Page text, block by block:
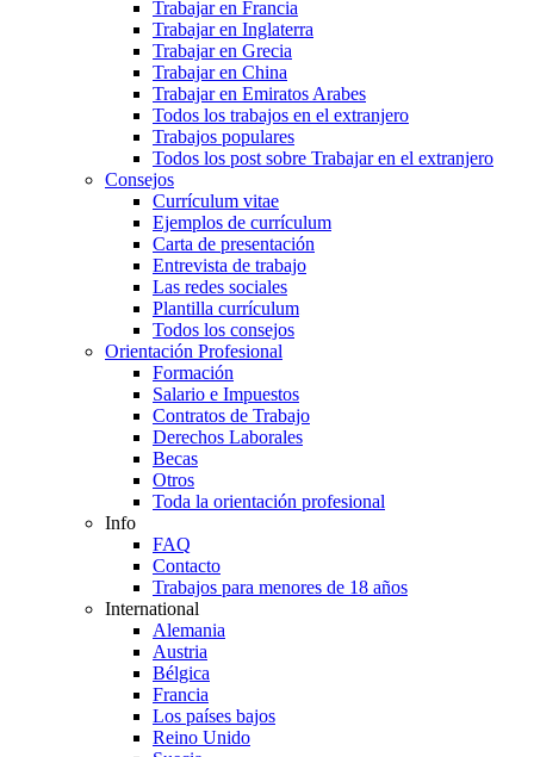
Trabajar en Francia
Trabajar en Inglaterra
Trabajar en Grecia
Trabajar en China
Trabajar en Emiratos Arabes
Todos los trabajos en el extranjero
Trabajos populares
Todos los post sobre Trabajar en el extranjero
Consejos
Currículum vitae
Ejemplos de currículum
Carta de presentación
Entrevista de trabajo
Las redes sociales
Plantilla currículum
Todos los consejos
Orientación Profesional
Formación
Salario e Impuestos
Contratos de Trabajo
Derechos Laborales
Becas
Otros
Toda la orientación profesional
Info
FAQ
Contacto
Trabajos para menores de 18 años
International
Alemania
Austria
Bélgica
Francia
Los países bajos
Reino Unido